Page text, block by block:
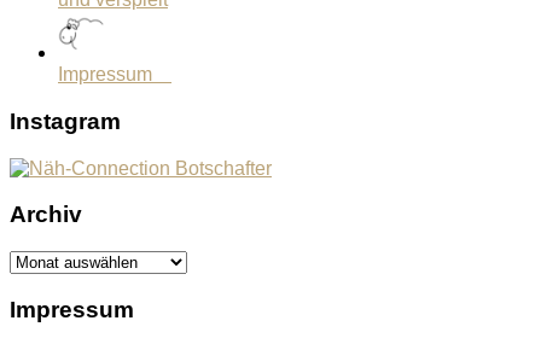
Impressum
Instagram
Archiv
Archiv
Impressum